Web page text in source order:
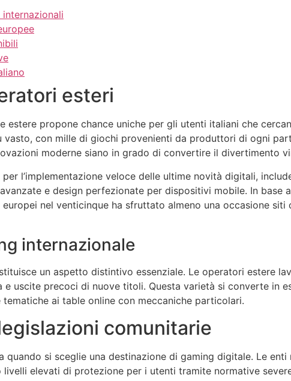
esteri
estere propone chance uniche per gli utenti italiani che
con mille di giochi provenienti da produttori di ogni
moderne siano in grado di convertire il divertimento
l’implementazione veloce delle ultime novità digitali,
e design perfezionate per dispositivi mobile. In
nel venticinque ha sfruttato almeno una occasione
internazionale
un aspetto distintivo essenziale. Le operatori estere
e uscite precoci di nuove titoli. Questa varietà si converte in
ai table online con meccaniche particolari.
comunitarie
si sceglie una destinazione di gaming digitale. Le
elevati di protezione per i utenti tramite normative